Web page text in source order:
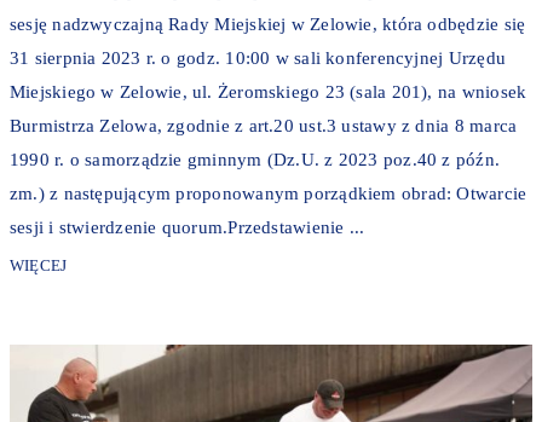
sesję nadzwyczajną Rady Miejskiej w Zelowie, która odbędzie się
31 sierpnia 2023 r. o godz. 10:00 w sali konferencyjnej Urzędu
Miejskiego w Zelowie, ul. Żeromskiego 23 (sala 201), na wniosek
Burmistrza Zelowa, zgodnie z art.20 ust.3 ustawy z dnia 8 marca
1990 r. o samorządzie gminnym (Dz.U. z 2023 poz.40 z późn.
zm.) z następującym proponowanym porządkiem obrad: Otwarcie
sesji i stwierdzenie quorum.Przedstawienie ...
WIĘCEJ